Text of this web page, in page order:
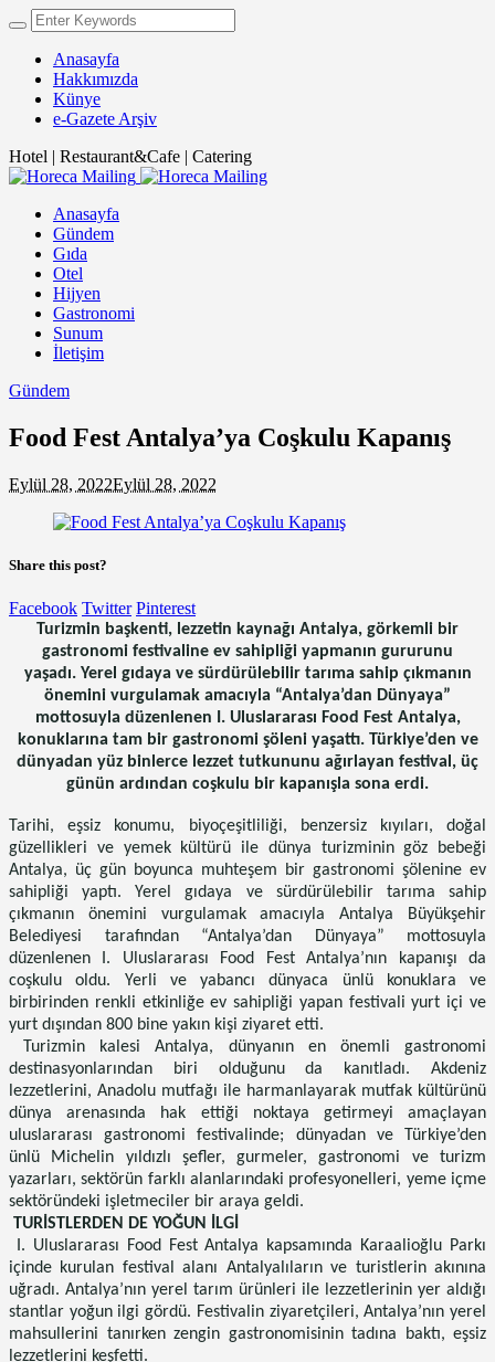
Anasayfa
Hakkımızda
Künye
e-Gazete Arşiv
Hotel | Restaurant&Cafe | Catering
Anasayfa
Gündem
Gıda
Otel
Hijyen
Gastronomi
Sunum
İletişim
Gündem
Food Fest Antalya’ya Coşkulu Kapanış
Eylül 28, 2022Eylül 28, 2022
Share this post?
Facebook Twitter Pinterest
Turizmin başkenti, lezzetin kaynağı Antalya, görkemli bir
gastronomi festivaline ev sahipliği yapmanın gururunu
yaşadı. Yerel gıdaya ve sürdürülebilir tarıma sahip çıkmanın
önemini vurgulamak amacıyla “Antalya’dan Dünyaya”
mottosuyla düzenlenen I. Uluslararası Food Fest Antalya,
konuklarına tam bir gastronomi şöleni yaşattı. Türkiye’den ve
dünyadan yüz binlerce lezzet tutkununu ağırlayan festival, üç
günün ardından coşkulu bir kapanışla sona erdi.
Tarihi, eşsiz konumu, biyoçeşitliliği, benzersiz kıyıları, doğal
güzellikleri ve yemek kültürü ile dünya turizminin göz bebeği
Antalya, üç gün boyunca muhteşem bir gastronomi şölenine ev
sahipliği yaptı. Yerel gıdaya ve sürdürülebilir tarıma sahip
çıkmanın önemini vurgulamak amacıyla Antalya Büyükşehir
Belediyesi tarafından “Antalya’dan Dünyaya” mottosuyla
düzenlenen I. Uluslararası Food Fest Antalya’nın kapanışı da
coşkulu oldu. Yerli ve yabancı dünyaca ünlü konuklara ve
birbirinden renkli etkinliğe ev sahipliği yapan festivali yurt içi ve
yurt dışından 800 bine yakın kişi ziyaret etti.
Turizmin kalesi Antalya, dünyanın en önemli gastronomi
destinasyonlarından biri olduğunu da kanıtladı. Akdeniz
lezzetlerini, Anadolu mutfağı ile harmanlayarak mutfak kültürünü
dünya arenasında hak ettiği noktaya getirmeyi amaçlayan
uluslararası gastronomi festivalinde; dünyadan ve Türkiye’den
ünlü Michelin yıldızlı şefler, gurmeler, gastronomi ve turizm
yazarları, sektörün farklı alanlarındaki profesyonelleri, yeme içme
sektöründeki işletmeciler bir araya geldi.
TURİSTLERDEN DE YOĞUN İLGİ
I. Uluslararası Food Fest Antalya kapsamında Karaalioğlu Parkı
içinde kurulan festival alanı Antalyalıların ve turistlerin akınına
uğradı. Antalya’nın yerel tarım ürünleri ile lezzetlerinin yer aldığı
stantlar yoğun ilgi gördü. Festivalin ziyaretçileri, Antalya’nın yerel
mahsullerini tanırken zengin gastronomisinin tadına baktı, eşsiz
lezzetlerini keşfetti.